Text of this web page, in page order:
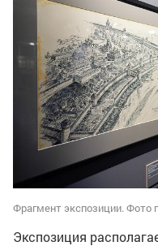
Фрагмент экспозиции. Фото
Экспозиция